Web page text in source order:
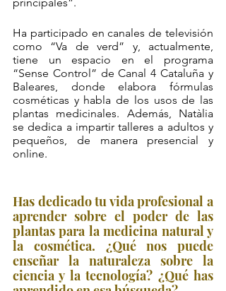
Ha participado en canales de televisión
como “Va de verd” y, actualmente,
tiene un espacio en el programa
“Sense Control” de Canal 4 Cataluña y
Baleares, donde elabora fórmulas
cosméticas y habla de los usos de las
plantas medicinales. Además, Natàlia
se dedica a impartir talleres a adultos y
pequeños, de manera presencial y
online.
Has dedicado tu vida profesional a
aprender sobre el poder de las
plantas para la medicina natural y
la cosmética. ¿Qué nos puede
enseñar la naturaleza sobre la
ciencia y la tecnología? ¿Qué has